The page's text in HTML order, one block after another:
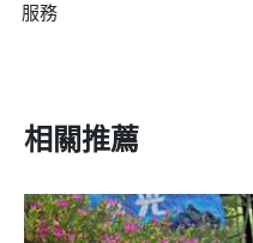
服務
相關推薦